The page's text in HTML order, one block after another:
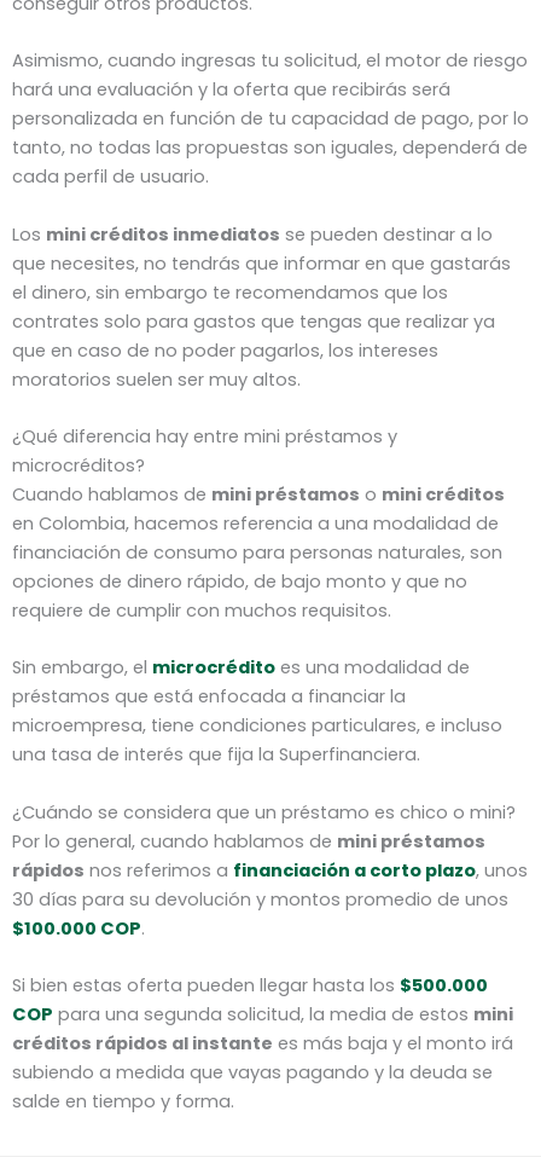
Asimismo, cuando ingresas tu solicitud, el motor de riesgo
hará una evaluación y la oferta que recibirás será
personalizada en función de tu capacidad de pago, por lo
tanto, no todas las propuestas son iguales, dependerá de
cada perfil de usuario.
Los mini créditos inmediatos se pueden destinar a lo
que necesites, no tendrás que informar en que gastarás
el dinero, sin embargo te recomendamos que los
contrates solo para gastos que tengas que realizar ya
que en caso de no poder pagarlos, los intereses
moratorios suelen ser muy altos.
¿Qué diferencia hay entre mini préstamos y
microcréditos?
Cuando hablamos de mini préstamos o mini créditos
en Colombia, hacemos referencia a una modalidad de
financiación de consumo para personas naturales, son
opciones de dinero rápido, de bajo monto y que no
requiere de cumplir con muchos requisitos.
Sin embargo, el microcrédito es una modalidad de
préstamos que está enfocada a financiar la
microempresa, tiene condiciones particulares, e incluso
una tasa de interés que fija la Superfinanciera.
¿Cuándo se considera que un préstamo es chico o mini?
Por lo general, cuando hablamos de mini préstamos
rápidos nos referimos a financiación a corto plazo, unos
30 días para su devolución y montos promedio de unos
$100.000 COP.
Si bien estas oferta pueden llegar hasta los $500.000
COP para una segunda solicitud, la media de estos mini
créditos rápidos al instante es más baja y el monto irá
subiendo a medida que vayas pagando y la deuda se
salde en tiempo y forma.